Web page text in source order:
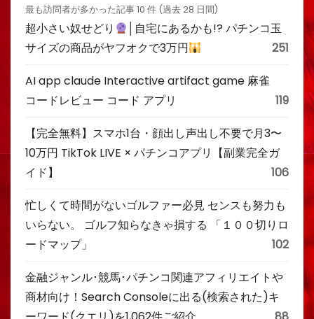
最も訪問者が多かった記事 10 件 (過去 28 日間)
超小さい奴せどり
│自宅にあるかも!? パチンコ玉
サイズの商品がヤフオクで3万円
251
AI app claude Interactive artifact game 麻雀
コードレビュー コード アプリ
119
【完全無料】スマホ1台・顔出し声出し不要で月3〜
10万円 TikTok LIVE × パチンコアプリ【副業完全ガ
イド】
106
忙しくて時間がないゴルファー必見 センスも努力も
いらない。 ゴルフ知らなきゃ損する 「１００切りロ
ードマップ」
102
金融ジャンル･競馬･パチンコ関連アフィリエイトや
商材向け！Search Consoleに出る(検索された)キ